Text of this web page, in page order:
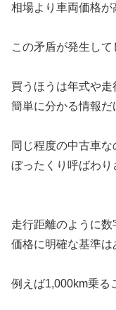
相場より車両価格が
この矛盾が発生して
買うほうは年式や走
簡単に分かる情報だ
同じ程度の中古車な
ぼったくり呼ばわり
走行距離のように数
価格に明確な基準は
例えば1,000km乗る